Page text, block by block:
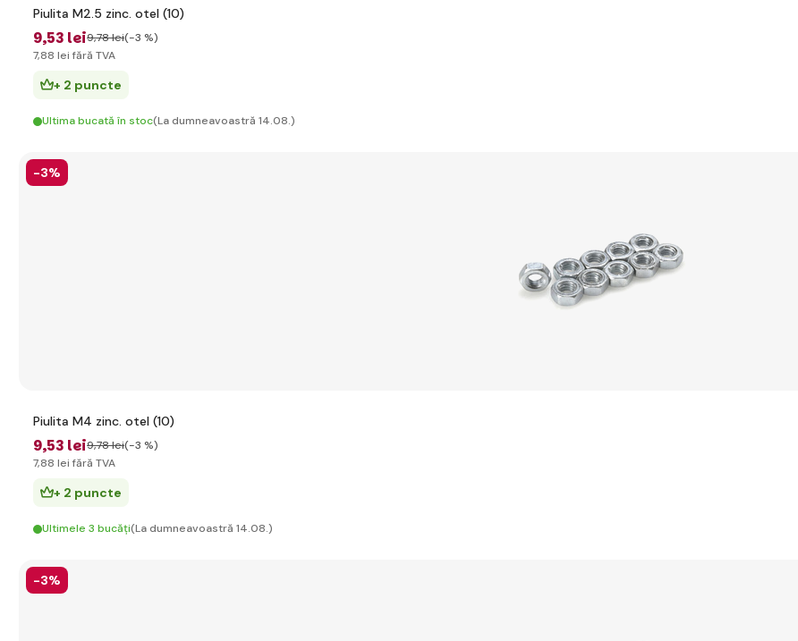
Piulita M2.5 zinc. otel (10)
9,53 lei9,78 lei(-3 %)
7,88 lei fără TVA
+ 2 puncte
Ultima bucată în stoc(La dumneavoastră 14.08.)
-3%
Piulita M4 zinc. otel (10)
9,53 lei9,78 lei(-3 %)
7,88 lei fără TVA
+ 2 puncte
Ultimele 3 bucăți(La dumneavoastră 14.08.)
-3%